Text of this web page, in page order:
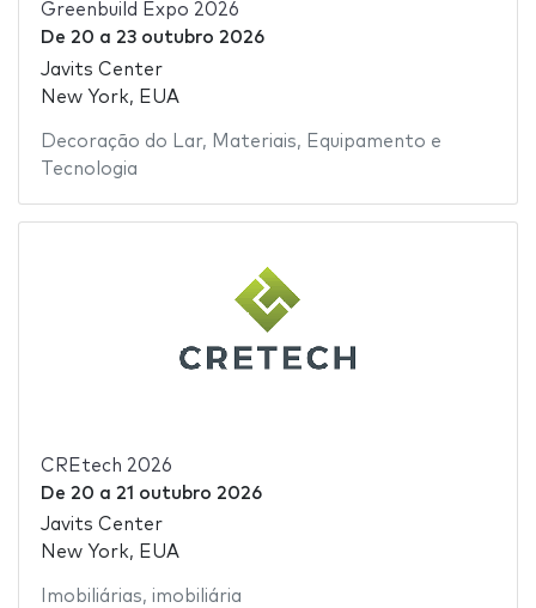
Greenbuild Expo 2026
De 20 a 23 outubro 2026
Javits Center
New York, EUA
Decoração do Lar, Materiais, Equipamento e
Tecnologia
CREtech 2026
De 20 a 21 outubro 2026
Javits Center
New York, EUA
Imobiliárias, imobiliária